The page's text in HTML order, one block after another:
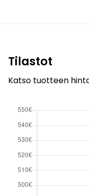
Tilastot
Katso tuotteen